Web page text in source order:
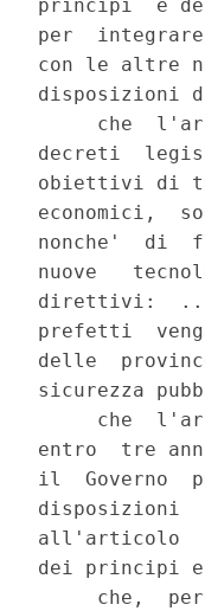
principi  e
per
con le altre
disposizioni
che
decreti
obiettivi di
economici,
nonche'  di
nuove
direttivi:  ...
prefetti
delle
sicurezza
che
entro  tre
il  Governo
disposizioni
all'articolo
dei principi
che,